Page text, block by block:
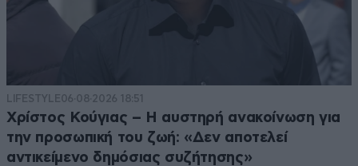
LIFESTYLE06·08·2026 18:51
Χρίστος Κούγιας – Η αυστηρή ανακοίνωση για
την προσωπική του ζωή: «Δεν αποτελεί
αντικείμενο δημόσιας συζήτησης»